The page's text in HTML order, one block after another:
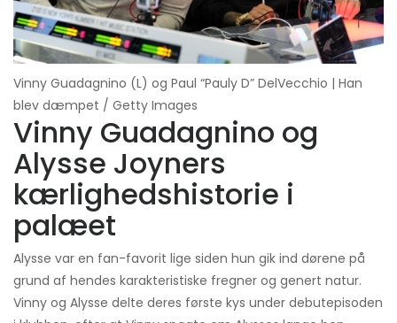
Vinny Guadagnino (L) og Paul “Pauly D” DelVecchio | Han
blev dæmpet / Getty Images
Vinny Guadagnino og
Alysse Joyners
kærlighedshistorie i
palæet
Alysse var en fan-favorit lige siden hun gik ind dørene på
grund af hendes karakteristiske fregner og genert natur.
Vinny og Alysse delte deres første kys under debutepisoden